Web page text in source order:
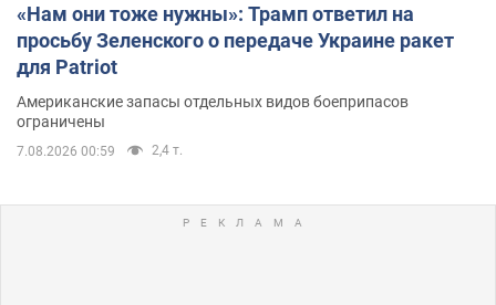
«Нам они тоже нужны»: Трамп ответил на
просьбу Зеленского о передаче Украине ракет
для Patriot
Американские запасы отдельных видов боеприпасов
ограничены
7.08.2026 00:59 2,4 т.